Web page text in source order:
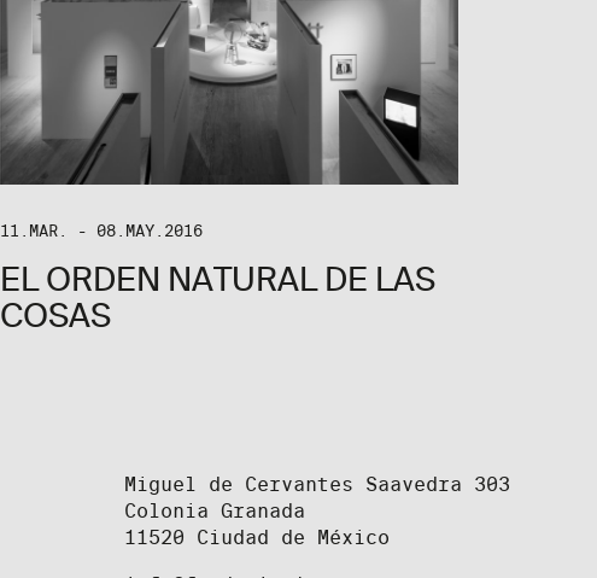
11.MAR. - 08.MAY.2016
EL ORDEN NATURAL DE LAS
COSAS
Miguel de Cervantes Saavedra 303
Colonia Granada
11520 Ciudad de México